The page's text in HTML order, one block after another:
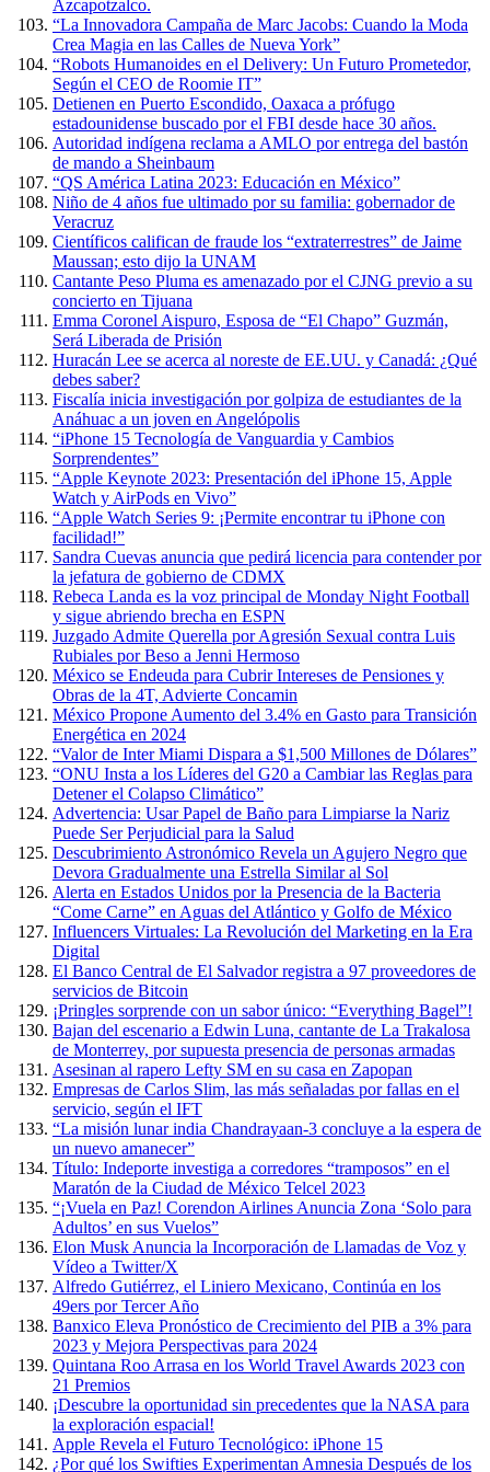
Azcapotzalco.
“La Innovadora Campaña de Marc Jacobs: Cuando la Moda
Crea Magia en las Calles de Nueva York”
“Robots Humanoides en el Delivery: Un Futuro Prometedor,
Según el CEO de Roomie IT”
Detienen en Puerto Escondido, Oaxaca a prófugo
estadounidense buscado por el FBI desde hace 30 años.
Autoridad indígena reclama a AMLO por entrega del bastón
de mando a Sheinbaum
“QS América Latina 2023: Educación en México”
Niño de 4 años fue ultimado por su familia: gobernador de
Veracruz
Científicos califican de fraude los “extraterrestres” de Jaime
Maussan; esto dijo la UNAM
Cantante Peso Pluma es amenazado por el CJNG previo a su
concierto en Tijuana
Emma Coronel Aispuro, Esposa de “El Chapo” Guzmán,
Será Liberada de Prisión
Huracán Lee se acerca al noreste de EE.UU. y Canadá: ¿Qué
debes saber?
Fiscalía inicia investigación por golpiza de estudiantes de la
Anáhuac a un joven en Angelópolis
“iPhone 15 Tecnología de Vanguardia y Cambios
Sorprendentes”
“Apple Keynote 2023: Presentación del iPhone 15, Apple
Watch y AirPods en Vivo”
“Apple Watch Series 9: ¡Permite encontrar tu iPhone con
facilidad!”
Sandra Cuevas anuncia que pedirá licencia para contender por
la jefatura de gobierno de CDMX
Rebeca Landa es la voz principal de Monday Night Football
y sigue abriendo brecha en ESPN
Juzgado Admite Querella por Agresión Sexual contra Luis
Rubiales por Beso a Jenni Hermoso
México se Endeuda para Cubrir Intereses de Pensiones y
Obras de la 4T, Advierte Concamin
México Propone Aumento del 3.4% en Gasto para Transición
Energética en 2024
“Valor de Inter Miami Dispara a $1,500 Millones de Dólares”
“ONU Insta a los Líderes del G20 a Cambiar las Reglas para
Detener el Colapso Climático”
Advertencia: Usar Papel de Baño para Limpiarse la Nariz
Puede Ser Perjudicial para la Salud
Descubrimiento Astronómico Revela un Agujero Negro que
Devora Gradualmente una Estrella Similar al Sol
Alerta en Estados Unidos por la Presencia de la Bacteria
“Come Carne” en Aguas del Atlántico y Golfo de México
Influencers Virtuales: La Revolución del Marketing en la Era
Digital
El Banco Central de El Salvador registra a 97 proveedores de
servicios de Bitcoin
¡Pringles sorprende con un sabor único: “Everything Bagel”!
Bajan del escenario a Edwin Luna, cantante de La Trakalosa
de Monterrey, por supuesta presencia de personas armadas
Asesinan al rapero Lefty SM en su casa en Zapopan
Empresas de Carlos Slim, las más señaladas por fallas en el
servicio, según el IFT
“La misión lunar india Chandrayaan-3 concluye a la espera de
un nuevo amanecer”
Título: Indeporte investiga a corredores “tramposos” en el
Maratón de la Ciudad de México Telcel 2023
“¡Vuela en Paz! Corendon Airlines Anuncia Zona ‘Solo para
Adultos’ en sus Vuelos”
Elon Musk Anuncia la Incorporación de Llamadas de Voz y
Vídeo a Twitter/X
Alfredo Gutiérrez, el Liniero Mexicano, Continúa en los
49ers por Tercer Año
Banxico Eleva Pronóstico de Crecimiento del PIB a 3% para
2023 y Mejora Perspectivas para 2024
Quintana Roo Arrasa en los World Travel Awards 2023 con
21 Premios
¡Descubre la oportunidad sin precedentes que la NASA para
la exploración espacial!
Apple Revela el Futuro Tecnológico: iPhone 15
¿Por qué los Swifties Experimentan Amnesia Después de los